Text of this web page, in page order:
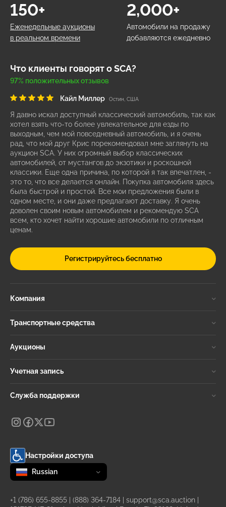
Еженедельные аукционы
в реальном времени
150+
Автомобили на продажу
добавляются ежедневно
2,000+
Что клиенты говорят о SCA?
97% положительных отзывов
Кайл Миллер Остин, США
Я давно искал доступный классический автомобиль, так как
хотел взять что-то более увлекательное для езды по
выходным, чем мой повседневный автомобиль, и я очень
рад, что мой друг Крис порекомендовал мне заглянуть на
аукцион SCA. У них огромный выбор классических
автомобилей, от мустангов до экзотики и роскошной
классики. Еще одна причина, по которой я так впечатлен, -
это то, что все делается онлайн. Покупка автомобиля здесь
была быстрой и простой. Все мои предложения были в
одном месте, и они даже предлагают доставку. Я очень
доволен своим новым автомобилем и рекомендую SCA
всем, кто хочет найти хорошие автомобили по отличным
ценам.
Регистрируйтесь бесплатно
Компания
Транспортные средства
Аукционы
Учетная запись
Служба поддержки
Настройки доступа
Change language
selected
Russian
+1 (786) 655-8855 (888) 364-7184 support@sca.auction